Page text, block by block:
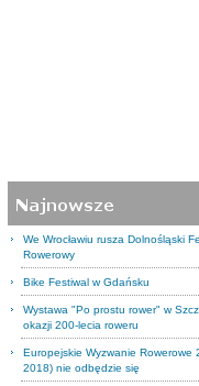
We Wrocławiu rusza Dolnośląski
Rowerowy
Bike Festiwal w Gdańsku
Wystawa "Po prostu rower" w
okazji 200-lecia roweru
Europejskie Wyzwanie Rowerowe
2018) nie odbędzie się